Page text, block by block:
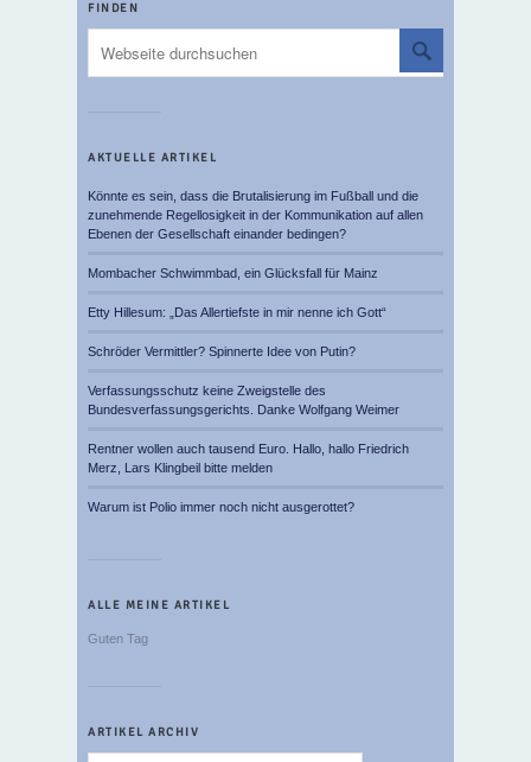
FINDEN
AKTUELLE ARTIKEL
Könnte es sein, dass die Brutalisierung im Fußball und die
zunehmende Regellosigkeit in der Kommunikation auf allen
Ebenen der Gesellschaft einander bedingen?
Mombacher Schwimmbad, ein Glücksfall für Mainz
Etty Hillesum: „Das Allertiefste in mir nenne ich Gott“
Schröder Vermittler? Spinnerte Idee von Putin?
Verfassungsschutz keine Zweigstelle des
Bundesverfassungsgerichts. Danke Wolfgang Weimer
Rentner wollen auch tausend Euro. Hallo, hallo Friedrich
Merz, Lars Klingbeil bitte melden
Warum ist Polio immer noch nicht ausgerottet?
ALLE MEINE ARTIKEL
Guten Tag
ARTIKEL ARCHIV